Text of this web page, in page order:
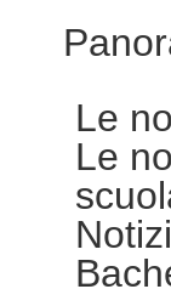
Le
Le